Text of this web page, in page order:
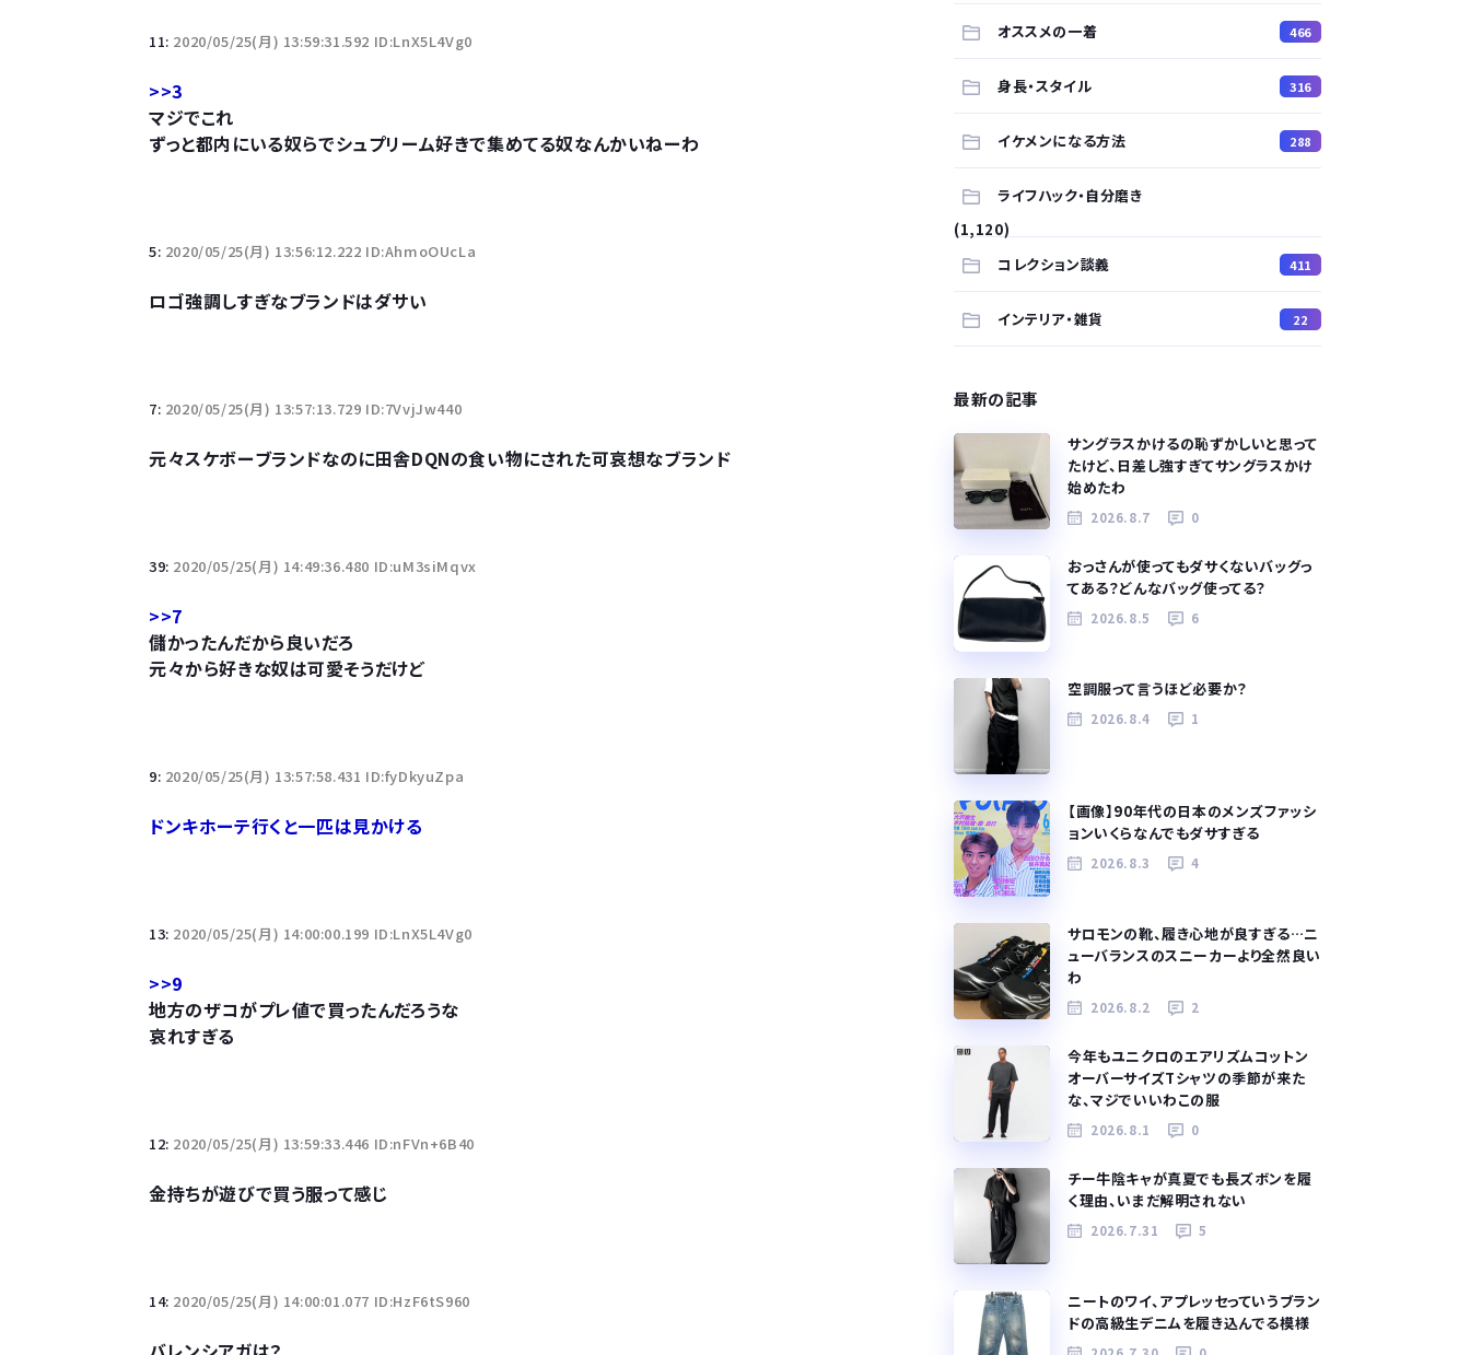
11: 2020/05/25(月) 13:59:31.592 ID:LnX5L4Vg0
>>3
マジでこれ
ずっと都内にいる奴らでシュプリーム好きで集めてる奴なんかいねーわ
5: 2020/05/25(月) 13:56:12.222 ID:AhmoOUcLa
ロゴ強調しすぎなブランドはダサい
7: 2020/05/25(月) 13:57:13.729 ID:7VvjJw440
元々スケボーブランドなのに田舎DQNの食い物にされた可哀想なブランド
39: 2020/05/25(月) 14:49:36.480 ID:uM3siMqvx
>>7
儲かったんだから良いだろ
元々から好きな奴は可愛そうだけど
9: 2020/05/25(月) 13:57:58.431 ID:fyDkyuZpa
ドンキホーテ行くと一匹は見かける
13: 2020/05/25(月) 14:00:00.199 ID:LnX5L4Vg0
>>9
地方のザコがプレ値で買ったんだろうな
哀れすぎる
12: 2020/05/25(月) 13:59:33.446 ID:nFVn+6B40
金持ちが遊びで買う服って感じ
14: 2020/05/25(月) 14:00:01.077 ID:HzF6tS960
オススメの一着 466
身長・スタイル 316
イケメンになる方法 288
ライフハック・自分磨き
(1,120)
コレクション談義
411
インテリア・雑貨 22
最新の記事
サングラスかけるの恥ずかしいと思って
たけど、日差し強すぎてサングラスかけ
始めたわ
2026.8.7 0
おっさんが使ってもダサくないバッグっ
てある？どんなバッグ使ってる？
2026.8.5 6
空調服って言うほど必要か？
2026.8.4 1
【画像】90年代の日本のメンズファッシ
ョンいくらなんでもダサすぎる
2026.8.3 4
サロモンの靴、履き心地が良すぎる…ニ
ューバランスのスニーカーより全然良い
わ
2026.8.2 2
今年もユニクロのエアリズムコットン
オーバーサイズTシャツの季節が来た
な、マジでいいわこの服
2026.8.1 0
チー牛陰キャが真夏でも長ズボンを履
く理由、いまだ解明されない
2026.7.31 5
ニートのワイ、アプレッセっていうブラン
ドの高級生デニムを履き込んでる模様